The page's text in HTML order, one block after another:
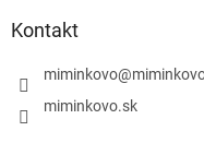
Kontakt
miminkovo@
miminkovo.sk